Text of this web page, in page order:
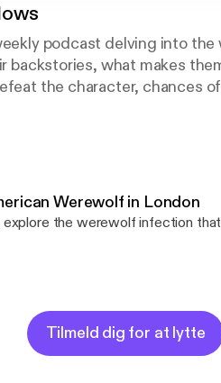
podcast delving into the
backstories, what makes
the character, chances
Werewolf in London
the werewolf infection
Tilmeld dig for at lytte